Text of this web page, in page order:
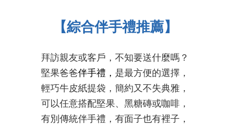
【綜合伴手禮推薦】
拜訪親友或客戶，不知要送什麼嗎？
堅果爸爸伴手禮， 是最方便的選擇，
輕巧牛皮紙提袋，簡約又不失典雅，
可以任意搭配堅果、黑糖磚或咖啡，
有別傳統伴手禮，有面子也有裡子，